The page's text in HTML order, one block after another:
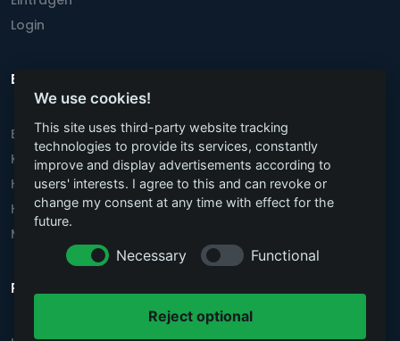
Login
Beliebteste Städte
Berlin
Köln
Hannover
Hamburg
München
Rechtstexte
We use cookies!
This site uses third-party website tracking
technologies to provide its services, constantly
improve and display advertisements according to
users' interests. I agree to this and can revoke or
change my consent at any time with effect for the
future.
Necessary Functional
Reject optional